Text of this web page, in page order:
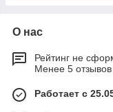
О нас
Рейтинг не
Менее 5
Работает с